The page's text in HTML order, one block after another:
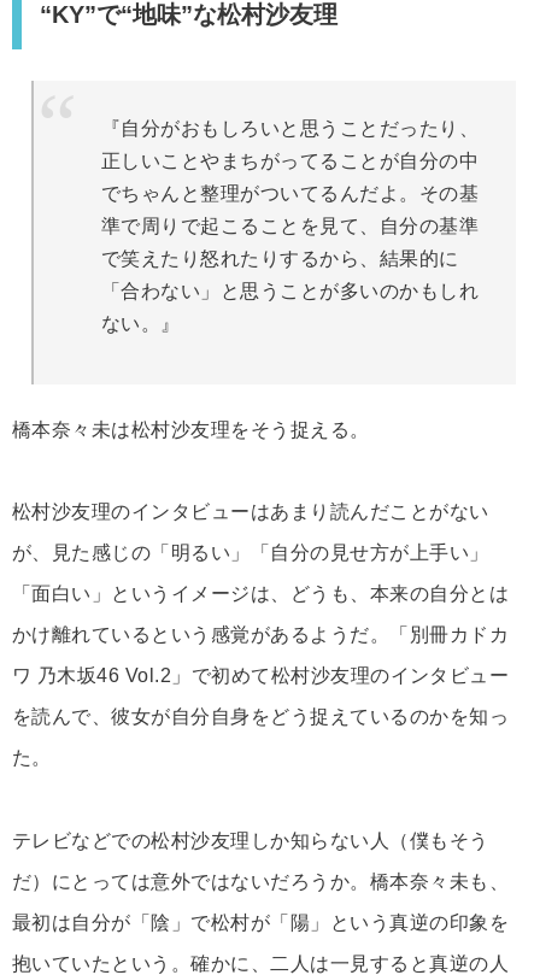
“KY”で“地味”な松村沙友理
『自分がおもしろいと思うことだったり、
正しいことやまちがってることが自分の中
でちゃんと整理がついてるんだよ。その基
準で周りで起こることを見て、自分の基準
で笑えたり怒れたりするから、結果的に
「合わない」と思うことが多いのかもしれ
ない。』
橋本奈々未は松村沙友理をそう捉える。
松村沙友理のインタビューはあまり読んだことがない
が、見た感じの「明るい」「自分の見せ方が上手い」
「面白い」というイメージは、どうも、本来の自分とは
かけ離れているという感覚があるようだ。「別冊カドカ
ワ 乃木坂46 Vol.2」で初めて松村沙友理のインタビュー
を読んで、彼女が自分自身をどう捉えているのかを知っ
た。
テレビなどでの松村沙友理しか知らない人（僕もそう
だ）にとっては意外ではないだろうか。橋本奈々未も、
最初は自分が「陰」で松村が「陽」という真逆の印象を
抱いていたという。確かに、二人は一見すると真逆の人